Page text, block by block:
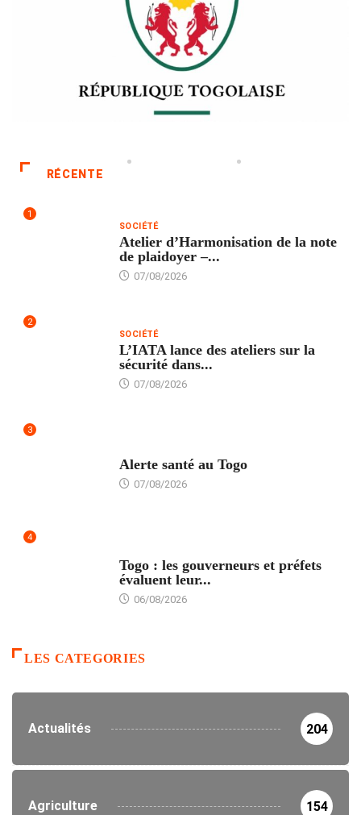
RÉCENTE
1
SOCIÉTÉ
Atelier d’Harmonisation de la note
de plaidoyer –...
07/08/2026
2
SOCIÉTÉ
L’IATA lance des ateliers sur la
sécurité dans...
07/08/2026
3
Alerte santé au Togo
07/08/2026
4
Togo : les gouverneurs et préfets
évaluent leur...
06/08/2026
LES CATEGORIES
Actualités 204
Agriculture 154